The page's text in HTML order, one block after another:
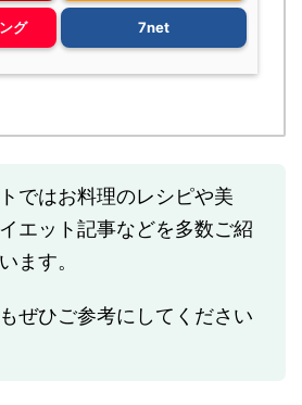
グ 7net
ではお料理のレシピや美
エット記事などを多数ご紹
ます。
ぜひご参考にしてください